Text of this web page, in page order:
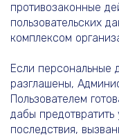
противозаконные
пользовательских
комплексом
Если персональные
разглашены,
Пользователем
дабы
последствия,